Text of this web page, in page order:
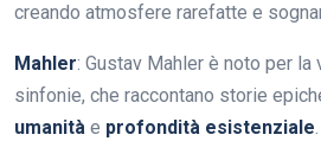
creando atmosfere rarefatte e
Mahler: Gustav Mahler è noto per
sinfonie, che raccontano storie
umanità e profondità esistenziale.